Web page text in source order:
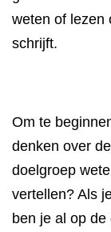
weten of lezen
schrijft.
Om te
denken over
doelgroep
vertellen? Als
ben je al op de